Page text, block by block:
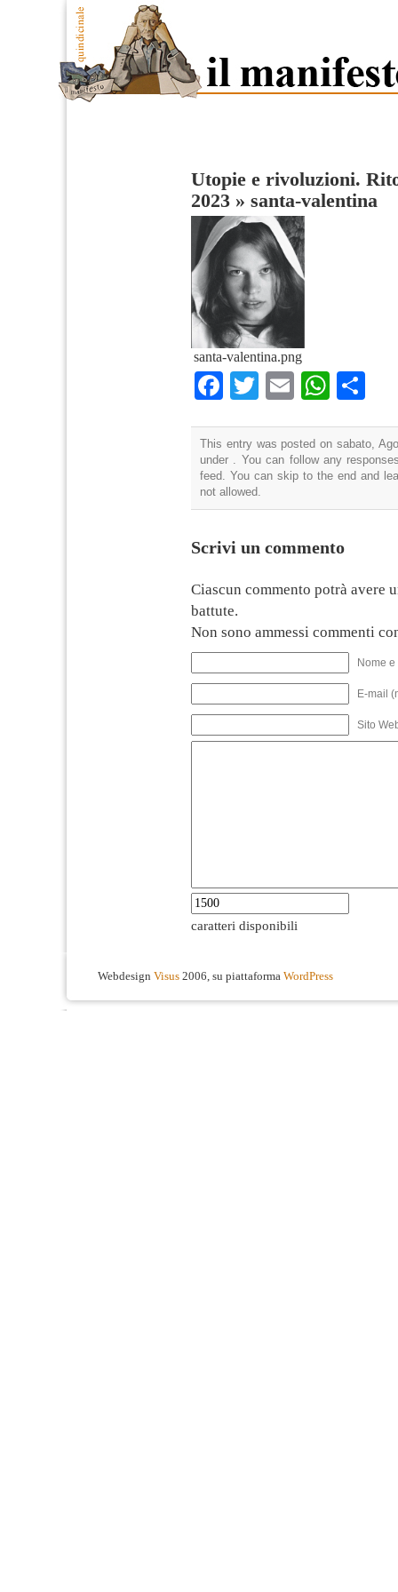
Utopie e rivoluzioni.
2023 » santa-valentina
santa-valentina.png
Facebook
TwitterEmail
This entry was posted on sabato,
under . You can follow any
feed. You can skip to the end and
not allowed.
Scrivi un commento
Ciascun commento potrà avere
battute.
Non sono ammessi commenti
Nome
E-mail
Sito
caratteri disponibili
Webdesign Visus 2006, su piattaforma WordPress